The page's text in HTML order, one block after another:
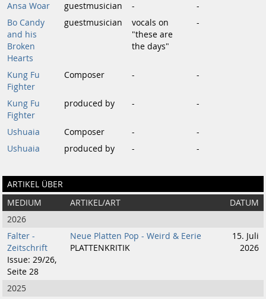
Ansa Woar
guestmusician -
-
Bo Candy
and his
Broken
Hearts
guestmusician
vocals on
"these are
the days"
-
Kung Fu
Fighter
Composer - -
Kung Fu
Fighter
produced by - -
Ushuaia Composer -
-
Ushuaia
produced by - -
ARTIKEL ÜBER
MEDIUM ARTIKEL/ART
DATUM
2026
Falter -
Zeitschrift
Issue: 29/26,
Seite 28
Neue Platten Pop - Weird & Eerie
PLATTENKRITIK
15. Juli
2026
2025